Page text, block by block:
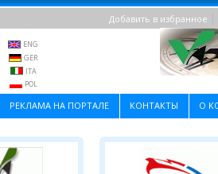
Добавить в избранное
ENG
GER
ITA
POL
РЕКЛАМА НА ПОРТАЛЕ КОНТАКТЫ О